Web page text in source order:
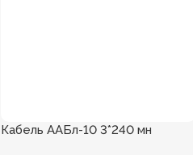
Кабель ААБл-10 3*240 мн